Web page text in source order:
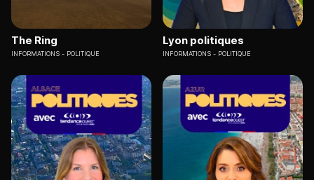
The Ring
INFORMATIONS POLITIQUE
Lyon politiques
INFORMATIONS POLITIQUE